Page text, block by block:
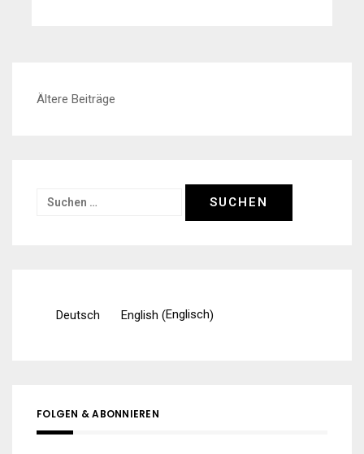
Beitragsnavigation
Ältere Beiträge
Suchen
Deutsch English (Englisch)
FOLGEN & ABONNIEREN